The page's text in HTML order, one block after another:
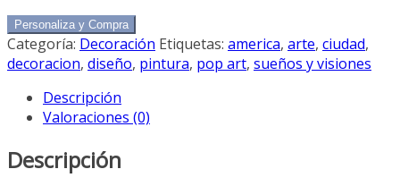
Personaliza y Compra
Categoría: Decoración Etiquetas: america, arte, ciudad,
decoracion, diseño, pintura, pop art, sueños y visiones
Descripción
Valoraciones (0)
Descripción